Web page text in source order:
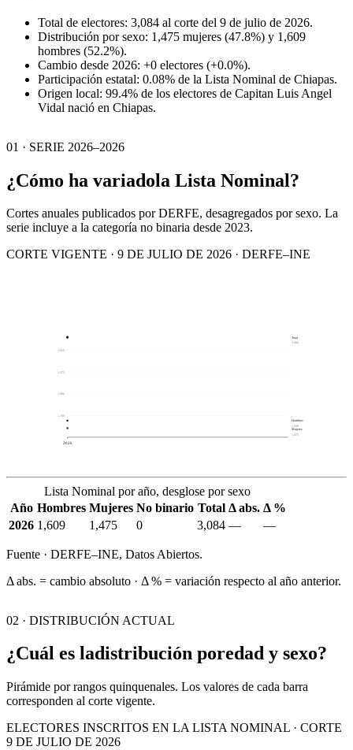
Total de electores: 3,084 al corte del 9 de julio de 2026.
Distribución por sexo: 1,475 mujeres (47.8%) y 1,609
hombres (52.2%).
Cambio desde 2026: +0 electores (+0.0%).
Participación estatal: 0.08% de la Lista Nominal de Chiapas.
Origen local: 99.4% de los electores de Capitan Luis Angel
Vidal nació en Chiapas.
01 · SERIE 2026–2026
¿Cómo ha variadola Lista Nominal?
Cortes anuales publicados por DERFE, desagregados por sexo. La
serie incluye a la categoría no binaria desde 2023.
CORTE VIGENTE · 9 DE JULIO DE 2026 · DERFE–INE
1,700
2,086
2,473
2,859
2026
Total
3,084
Mujeres
1,475
Hombres
1,609
Lista Nominal por año, desglose por sexo
Año Hombres Mujeres No binario Total Δ abs. Δ %
2026 1,609 1,475 0 3,084 — —
Fuente · DERFE–INE, Datos Abiertos.
Δ abs. = cambio absoluto · Δ % = variación respecto al año anterior.
02 · DISTRIBUCIÓN ACTUAL
¿Cuál es ladistribución poredad y sexo?
Pirámide por rangos quinquenales. Los valores de cada barra
corresponden al corte vigente.
ELECTORES INSCRITOS EN LA LISTA NOMINAL · CORTE
9 DE JULIO DE 2026